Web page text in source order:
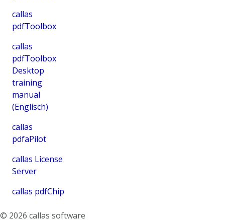
callas
pdfToolbox
callas
pdfToolbox
Desktop
training
manual
(Englisch)
callas
pdfaPilot
callas License
Server
callas pdfChip
© 2026 callas software